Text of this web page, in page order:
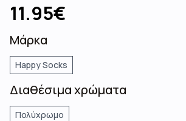
11.95€
Μάρκα
Happy Socks
Διαθέσιμα χρώματα
Πολύχρωμο